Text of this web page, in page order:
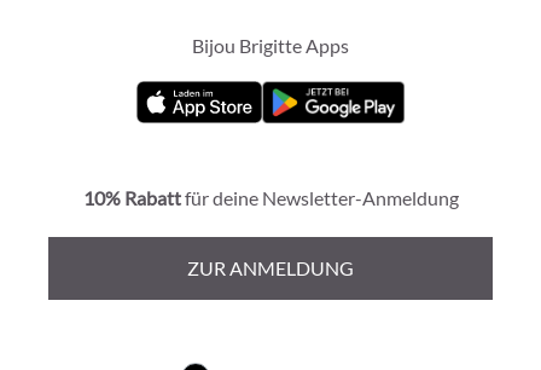
Bijou Brigitte Apps
10% Rabattfür deine Newsletter-Anmeldung
ZUR ANMELDUNG